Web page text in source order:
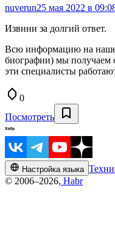
nuverun25 мая 2022 в
Извини за долгий ответ.
Всю информацию на
биографии) мы получаем
эти специалисты
0
Посмотреть
Настройка языка
© 2006–2026, Habr